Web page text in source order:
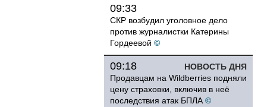
09:33
СКР возбудил уголовное дело
против журналистки Катерины
Гордеевой ©
НОВОСТЬ ДНЯ
09:18
Продавцам на Wildberries подняли
цену страховки, включив в неё
последствия атак БПЛА ©